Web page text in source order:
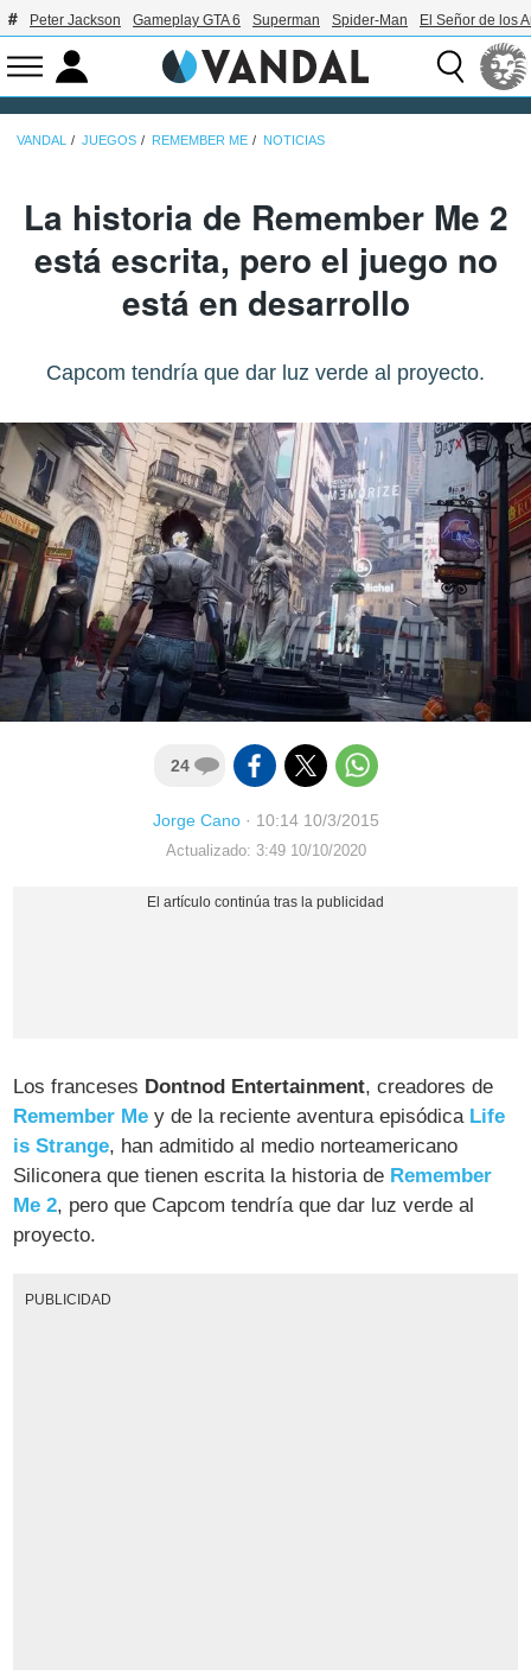
Peter Jackson Gameplay GTA 6 Superman Spider-Man El Señor de los
VANDAL JUEGOS REMEMBER ME NOTICIAS
La historia de Remember Me 2
está escrita, pero el juego no
está en desarrollo
Capcom tendría que dar luz verde al proyecto.
24
Jorge Cano· 10:14 10/3/2015
Actualizado: 3:49 10/10/2020
Los franceses Dontnod Entertainment, creadores de
Remember Me y de la reciente aventura episódica Life
is Strange, han admitido al medio norteamericano
Siliconera que tienen escrita la historia de Remember
Me 2, pero que Capcom tendría que dar luz verde al
proyecto.
PUBLICIDAD